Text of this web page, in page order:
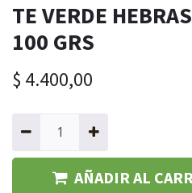
​​​​​TE VERDE
100 GRS
$ 4.400,00
AÑADIR AL